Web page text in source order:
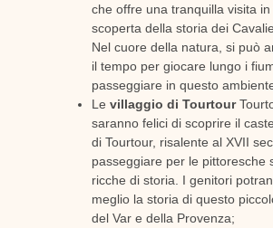
che offre una tranquilla visita
scoperta della storia dei
Nel cuore della natura, si può
il tempo per giocare lungo i
passeggiare in questo
Le villaggio di Tourtour
saranno felici di scoprire il
di Tourtour, risalente al XVII
passeggiare per le pittoresche
ricche di storia. I genitori
meglio la storia di questo
del Var e della Provenza;